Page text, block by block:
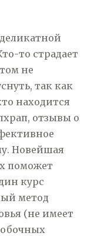
то страдает
не
так как
находится
отзывы о
Новейшая
поможет
курс
метод
(не имеет